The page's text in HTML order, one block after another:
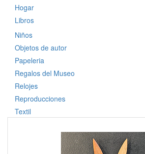
Hogar
Libros
Niños
Objetos de autor
Papeleria
Regalos del Museo
Relojes
Reproducciones
Textil